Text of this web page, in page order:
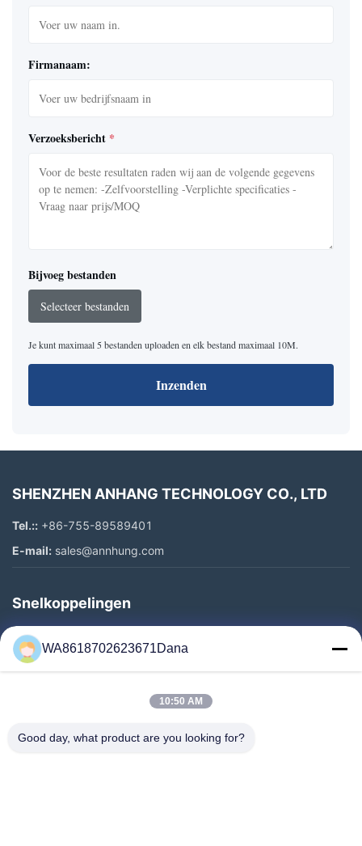
Firmanaam:
Verzoeksbericht *
Bijvoeg bestanden
Selecteer bestanden
Je kunt maximaal 5 bestanden uploaden en elk bestand maximaal 10M.
Inzenden
SHENZHEN ANHANG TECHNOLOGY CO., LTD
Tel.:: +86-755-89589401
E-mail: sales@annhung.com
Snelkoppelingen
Thuis
Producten
Fabriekstocht
WA8618702623671Dana
10:50 AM
Good day, what product are you looking for?